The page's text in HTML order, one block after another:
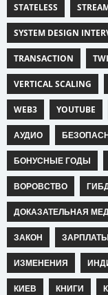
STATELESS
SYSTEM DESIGN
TRANSACTION
VERTICAL SCALING
WEB3 YOUTUBE
АУДИО
БОНУСНЫЕ ГОДЫ
ВОРОВСТВО
ДОКАЗАТЕЛЬНАЯ
ЗАКОН ЗАРПЛАТЫ
ИЗМЕНЕНИЯ
КИЕВ КНИГИ